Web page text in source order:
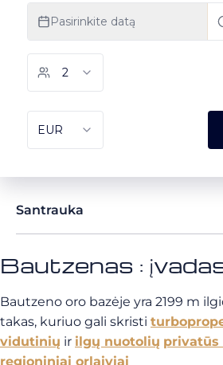
Santrauka
Bautzenas :
Bautzeno oro bazėje yra 2199 m
takas, kuriuo gali skristi
vidutinių ir ilgų nuotolių privatūs
regioniniai orlaiviai